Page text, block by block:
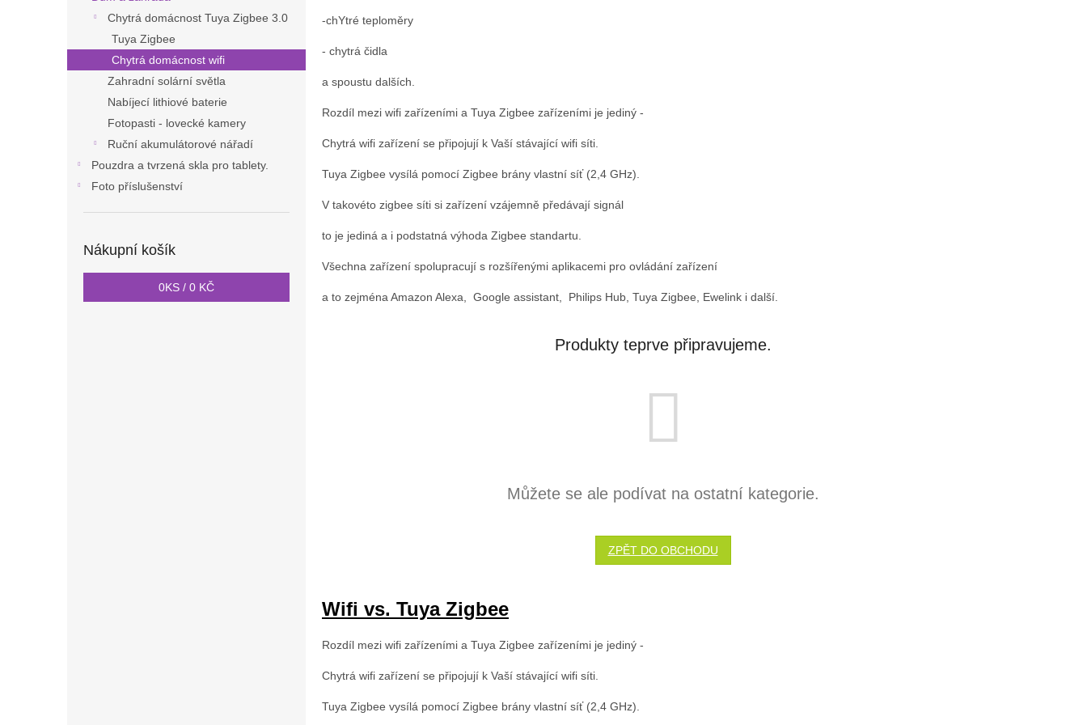
Chytrá domácnost Tuya Zigbee 3.0
Tuya Zigbee
Chytrá domácnost wifi
Zahradní solární světla
Nabíjecí lithiové baterie
Fotopasti - lovecké kamery
Ruční akumulátorové nářadí
Pouzdra a tvrzená skla pro tablety.
Foto příslušenství
Nákupní košík
0KS / 0 KČ
-chYtré teploměry
- chytrá čidla
a spoustu dalších.
Rozdíl mezi wifi zařízeními a Tuya Zigbee zařízeními je jediný -
Chytrá wifi zařízení se připojují k Vaší stávající wifi síti.
Tuya Zigbee vysílá pomocí Zigbee brány vlastní síť (2,4 GHz).
V takovéto zigbee síti si zařízení vzájemně předávají signál
to je jediná a i podstatná výhoda Zigbee standartu.
Všechna zařízení spolupracují s rozšířenými aplikacemi pro ovládání zařízení
a to zejména Amazon Alexa, Google assistant, Philips Hub, Tuya Zigbee, Ewelink i další.
Produkty teprve připravujeme.
Můžete se ale podívat na ostatní kategorie.
ZPĚT DO OBCHODU
Wifi vs. Tuya Zigbee
Rozdíl mezi wifi zařízeními a Tuya Zigbee zařízeními je jediný -
Chytrá wifi zařízení se připojují k Vaší stávající wifi síti.
Tuya Zigbee vysílá pomocí Zigbee brány vlastní síť (2,4 GHz).